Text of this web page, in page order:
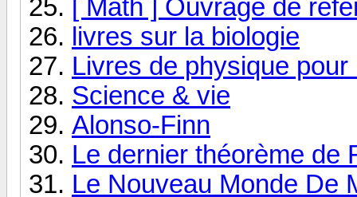
[ Math ] Ouvrage de
livres sur la biologie
Livres de physique pour
Science & vie
Alonso-Finn
Le dernier théorème de
Le Nouveau Monde De